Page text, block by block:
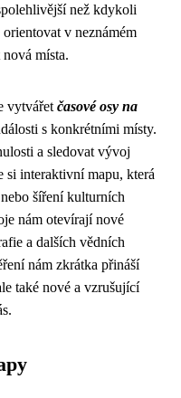
než kdykoli
v neznámém
místa.
vytvářet časové osy na
s konkrétními místy.
a sledovat vývoj
si interaktivní mapu, která
šíření kulturních
nám otevírají nové
a dalších vědních
nám zkrátka přináší
také nové a vzrušující